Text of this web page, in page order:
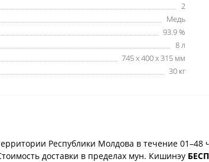
2
Медь
93.9 %
8 л
745 x 400 x 315 мм
30 кг
Республики Молдова в течение 01–48
доставки в пределах мун. Кишинэу